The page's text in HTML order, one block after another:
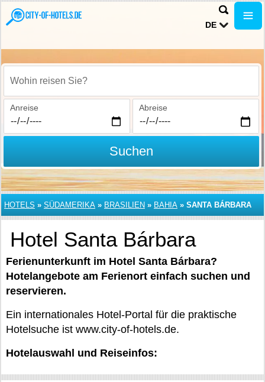
DE
Wohin reisen Sie?
Anreise Abreise
Suchen
HOTELS » SÜDAMERIKA » BRASILIEN » BAHIA » SANTA BÁRBARA
Hotel Santa Bárbara
Ferienunterkunft im Hotel Santa Bárbara?
Hotelangebote am Ferienort einfach suchen und
reservieren.
Ein internationales Hotel-Portal für die praktische
Hotelsuche ist www.city-of-hotels.de.
Hotelauswahl und Reiseinfos: